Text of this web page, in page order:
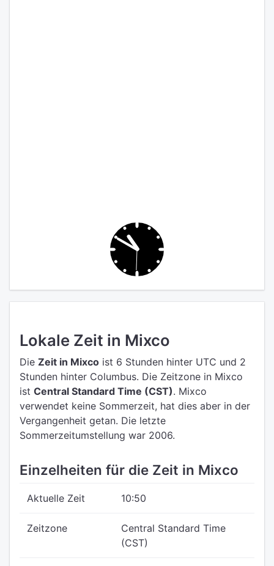
Lokale Zeit in Mixco
Die Zeit in Mixco ist 6 Stunden hinter UTC und 2
Stunden hinter Columbus. Die Zeitzone in Mixco
ist Central Standard Time (CST). Mixco
verwendet keine Sommerzeit, hat dies aber in der
Vergangenheit getan. Die letzte
Sommerzeitumstellung war 2006.
Einzelheiten für die Zeit in Mixco
Aktuelle Zeit 10:50
Zeitzone
Central Standard Time
(CST)